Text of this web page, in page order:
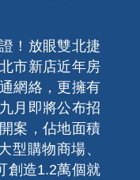
！放眼雙北捷
市新店近年房
網絡，更擁有
月即將公布招
案，佔地面積
型購物商場、
創造1.2萬個就